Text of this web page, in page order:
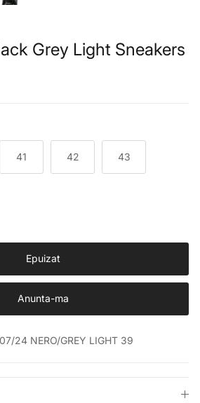
Grey Light Sneakers
41 42 43
Epuizat
Anunta-ma
24 NERO/GREY LIGHT 39